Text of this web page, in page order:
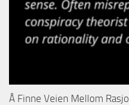
Å Finne Veien Mellom